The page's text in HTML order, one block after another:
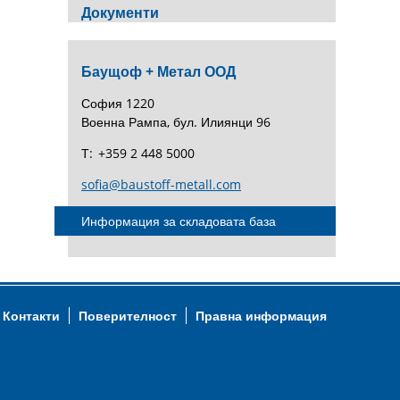
Документи
Баущоф + Метал ООД
София 1220
Военна Рампа, бул. Илиянци 96
Т: +359 2 448 5000
sofia@baustoff-metall.com
Информация за складовата база
Контакти Поверителност Правна информация